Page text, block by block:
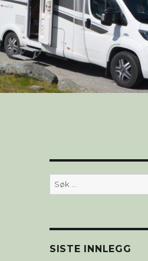
Søk
etter:
SISTE INNLEGG